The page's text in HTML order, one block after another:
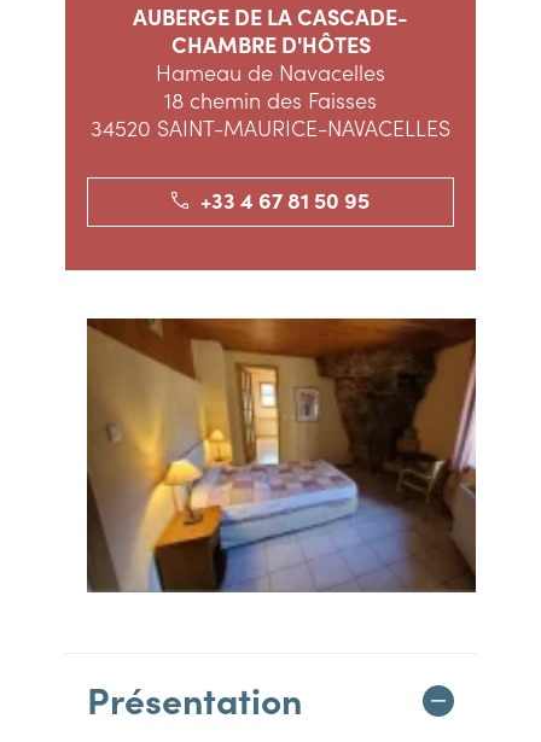
AUBERGE DE LA CASCADE-
CHAMBRE D'HÔTES
Hameau de Navacelles
18 chemin des Faisses
34520 SAINT-MAURICE-NAVACELLES
+33 4 67 81 50 95
Présentation